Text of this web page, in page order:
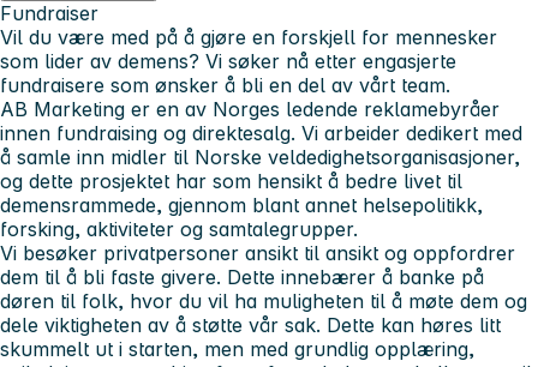
Fundraiser
Vil du være med på å gjøre en forskjell for mennesker
som lider av demens? Vi søker nå etter engasjerte
fundraisere som ønsker å bli en del av vårt team.
AB Marketing er en av Norges ledende reklamebyråer
innen fundraising og direktesalg. Vi arbeider dedikert med
å samle inn midler til Norske veldedighetsorganisasjoner,
og dette prosjektet har som hensikt å bedre livet til
demensrammede, gjennom blant annet helsepolitikk,
forsking, aktiviteter og samtalegrupper.
Vi besøker privatpersoner ansikt til ansikt og oppfordrer
dem til å bli faste givere. Dette innebærer å banke på
døren til folk, hvor du vil ha muligheten til å møte dem og
dele viktigheten av å støtte vår sak. Dette kan høres litt
skummelt ut i starten, men med grundlig opplæring,